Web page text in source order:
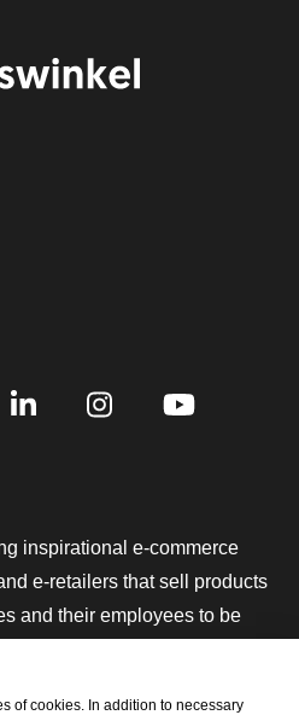
us?
inspirational e-commerce
e-retailers that sell products
and their employees to be
Reviews, legal tools
of cookies. In addition to necessary